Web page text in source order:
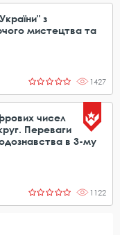
з
мистецтва та
1427
чисел
Переваги
в 3-му
1122